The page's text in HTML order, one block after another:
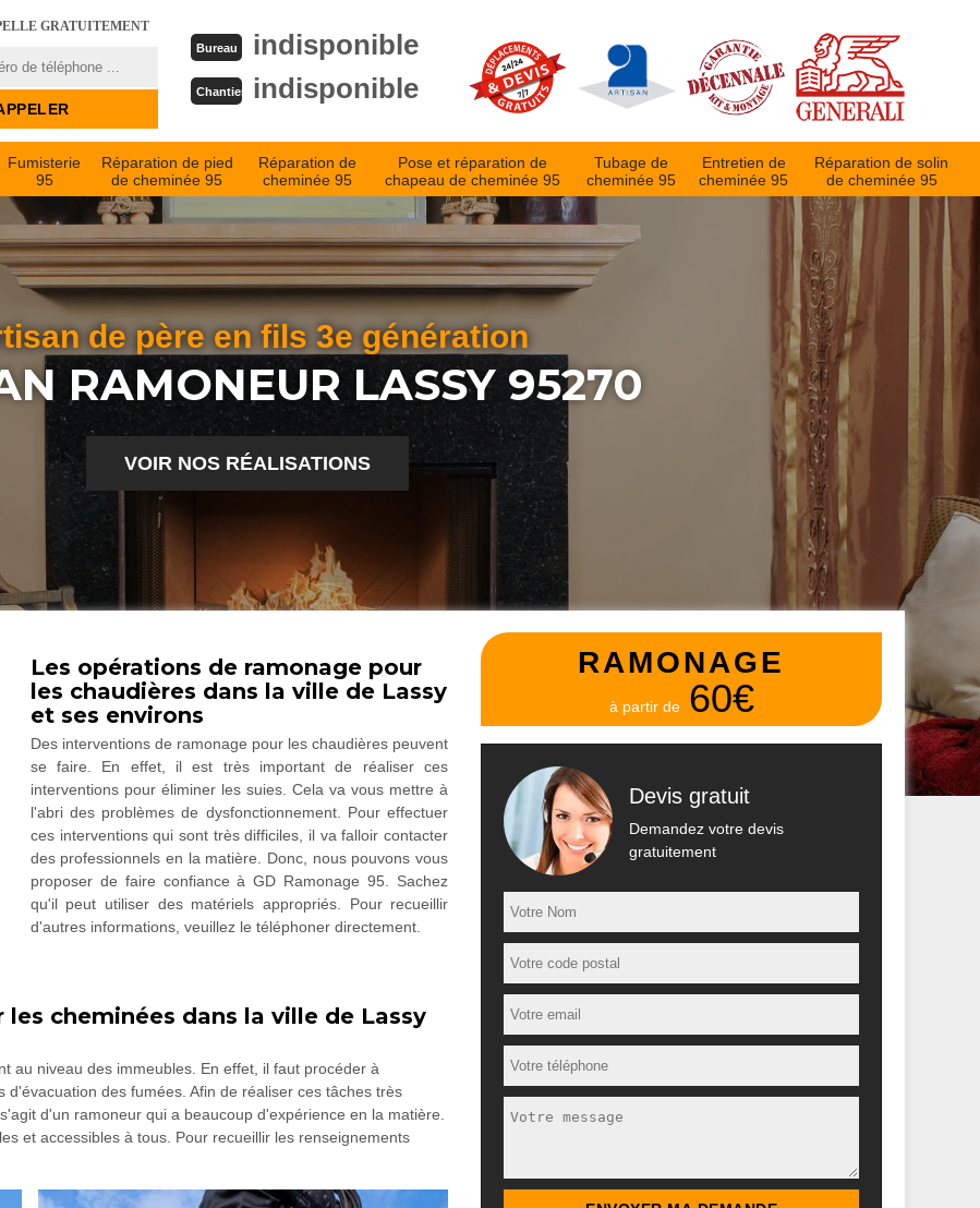
GRATUITEMENT
Bureau indisponible
Chantier indisponible
Fumisterie
95
Réparation de pied
de cheminée 95
Réparation de
cheminée 95
Pose et réparation de
chapeau de cheminée 95
Tubage de
cheminée 95
Entretien de
cheminée 95
Réparation de solin
de cheminée 95
de père en fils 3e génération
RAMONEUR LASSY 95270
VOIR NOS RÉALISATIONS
Les opérations de ramonage pour
les chaudières dans la ville de Lassy
et ses environs
Des interventions de ramonage pour les chaudières peuvent
se faire. En effet, il est très important de réaliser ces
interventions pour éliminer les suies. Cela va vous mettre à
l'abri des problèmes de dysfonctionnement. Pour effectuer
ces interventions qui sont très difficiles, il va falloir contacter
des professionnels en la matière. Donc, nous pouvons vous
proposer de faire confiance à GD Ramonage 95. Sachez
qu'il peut utiliser des matériels appropriés. Pour recueillir
d'autres informations, veuillez le téléphoner directement.
cheminées dans la ville de Lassy
au niveau des immeubles. En effet, il faut procéder à
des fumées. Afin de réaliser ces tâches très
d'un ramoneur qui a beaucoup d'expérience en la matière.
et accessibles à tous. Pour recueillir les renseignements
RAMONAGE
à partir de 60€
Devis gratuit
Demandez votre devis
gratuitement